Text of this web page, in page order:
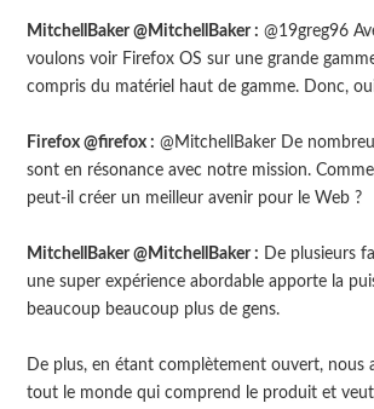
MitchellBaker @MitchellBaker : @19greg96
voulons voir Firefox OS sur une grande
compris du matériel haut de gamme. Donc,
Firefox @firefox : @MitchellBaker De
sont en résonance avec notre mission.
peut-il créer un meilleur avenir pour le Web ?
MitchellBaker @MitchellBaker : De plusieurs
une super expérience abordable apporte la
beaucoup beaucoup plus de gens.
De plus, en étant complètement ouvert, nous
tout le monde qui comprend le produit et veut